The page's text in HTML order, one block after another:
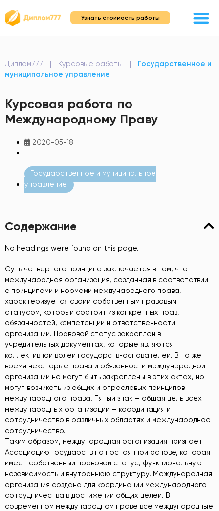
Узнать стоимость работы
Диплом777 | Курсовые работы |
Государственное и
муниципальное управление
Курсовая работа по
Международному Праву
2020-05-18
Государственное и муниципальное
управление
Содержание
No headings were found on this page.
Суть четвертого принципа заключается в том, что
международная организация, созданная в соответствии
с принципами и нормами международного права,
характеризуется своим собственным правовым
статусом, который состоит из конкретных прав,
обязанностей, компетенции и ответственности
организации. Правовой статус закреплен в
учредительных документах, которые являются
коллективной волей государств-основателей. В то же
время некоторые права и обязанности международной
организации не могут быть закреплены в этих актах, но
могут возникать из общих и отраслевых принципов
международного права. Пятый знак — общая цель всех
международных организаций — координация и
сотрудничество в различных областях и международное
сотрудничество.
Таким образом, международная организация признает
Ассоциацию государств на постоянной основе, которая
имеет собственный правовой статус, функциональную
независимость и внутреннюю структуру. Международная
организация создана для координации международного
сотрудничества в достижении общих целей. В
современном международном праве все международные